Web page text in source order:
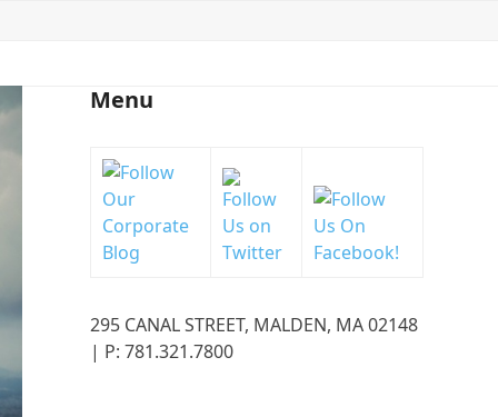
Menu
295 CANAL STREET, MALDEN, MA 02148
| P: 781.321.7800